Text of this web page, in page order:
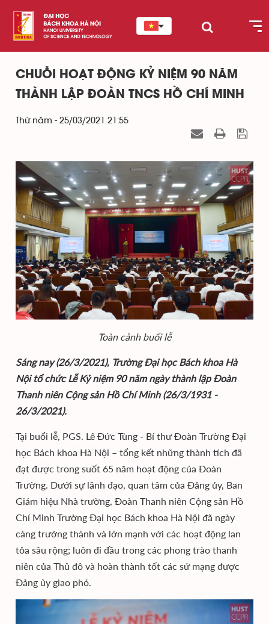
CHUỖI HOẠT ĐỘNG KỶ NIỆM 90 NĂM
THÀNH LẬP ĐOÀN TNCS HỒ CHÍ MINH
Thứ năm - 25/03/2021 21:55
Toàn cảnh buổi lễ
Sáng nay (26/3/2021), Trường Đại học Bách khoa Hà
Nội tổ chức Lễ Kỷ niệm 90 năm ngày thành lập Đoàn
Thanh niên Cộng sản Hồ Chí Minh (26/3/1931 -
26/3/2021).
Tại buổi lễ, PGS. Lê Đức Tùng - Bí thư Đoàn Trường Đại
học Bách khoa Hà Nội – tổng kết những thành tích đã
đạt được trong suốt 65 năm hoạt động của Đoàn
Trường. Dưới sự lãnh đạo, quan tâm của Đảng ủy, Ban
Giám hiệu Nhà trường, Đoàn Thanh niên Cộng sản Hồ
Chí Minh Trường Đại học Bách khoa Hà Nội đã ngày
càng trưởng thành và lớn mạnh với các hoạt động lan
tỏa sâu rộng; luôn đi đầu trong các phong trào thanh
niên của Thủ đô và hoàn thành tốt các sứ mạng được
Đảng ủy giao phó.